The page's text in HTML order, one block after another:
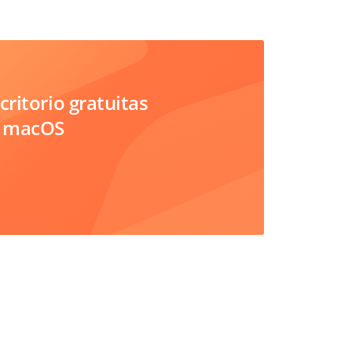
gratuitas